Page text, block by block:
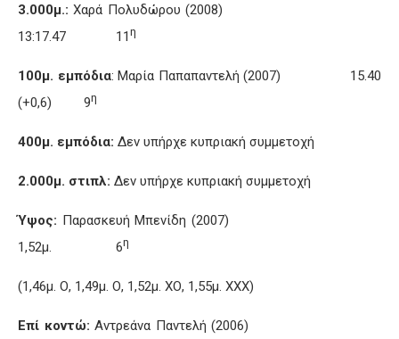
3.000μ.: Χαρά Πολυδώρου (2008)
13:17.47 11 η
100μ. εμπόδια: Μαρία Παπαπαντελή (2007) 15.40
(+0,6) 9η
400μ. εμπόδια: Δεν υπήρχε κυπριακή συμμετοχή
2.000μ. στιπλ: Δεν υπήρχε κυπριακή συμμετοχή
Ύψος: Παρασκευή Μπενίδη (2007)
1,52μ. 6η
(1,46μ. Ο, 1,49μ. Ο, 1,52μ. ΧΟ, 1,55μ. ΧΧΧ)
Επί κοντώ: Αντρεάνα Παντελή (2006)